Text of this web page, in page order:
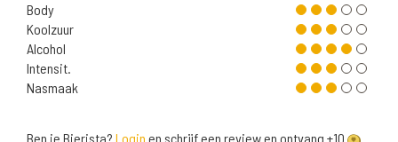
Body
Koolzuur
Alcohol
Intensit.
Nasmaak
Ben je Bierista? Login en schrijf een review en ontvang +10